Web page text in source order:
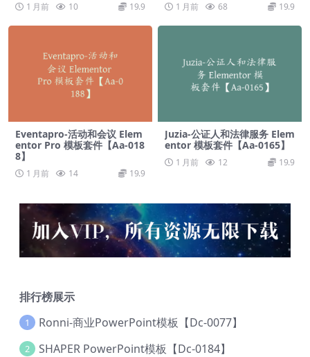
1 月前 10 19.9 1 月前 68 19.9
Eventapro-活动和会议 Elem
entor Pro 模板套件【Aa-018
8】
1 月前 14 19.9
Juzia-公证人和法律服务 Elem
entor 模板套件【Aa-0165】
1 月前 12 19.9
排行榜展示
1 Ronni-商业PowerPoint模板【Dc-0077】
2 SHAPER PowerPoint模板【Dc-0184】